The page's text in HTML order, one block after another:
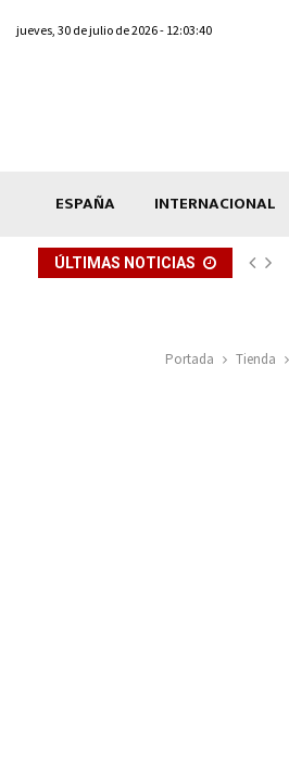
jueves, 30 de julio de 2026 - 12:03:40
ESPAÑA INTERNACIONAL
ÚLTIMAS NOTICIAS
de...
Portada Tienda